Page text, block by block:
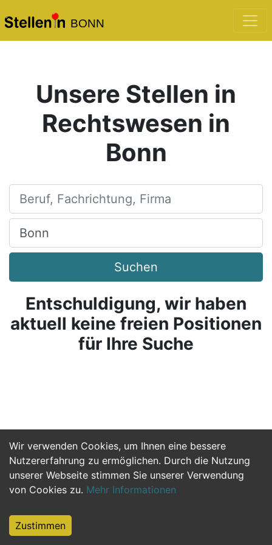
BONN
Wir verwenden Cookies, um Ihnen eine bessere
Nutzererfahrung zu ermöglichen. Durch die Nutzung
unserer Webseite stimmen Sie unserer Verwendung
von Cookies zu. Mehr Informationen
Zustimmen
Unsere Stellen in
Rechtswesen in
Bonn
Beruf, Fachrichtung, Firma
Ort, Stadt
Suchen
Entschuldigung, wir haben
aktuell keine freien Positionen
für Ihre Suche